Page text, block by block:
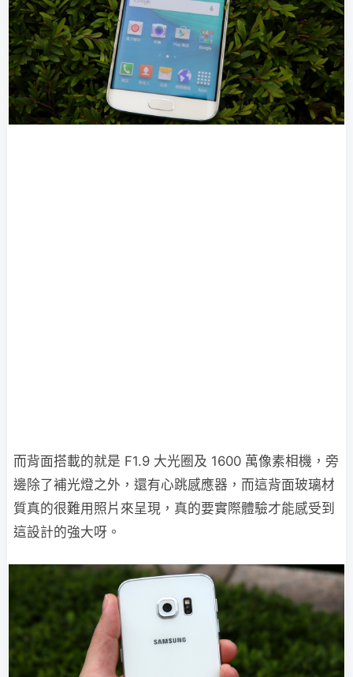
而背面搭載的就是 F1.9 大光圈及 1600 萬像素相機，旁
邊除了補光燈之外，還有心跳感應器，而這背面玻璃材
質真的很難用照片來呈現，真的要實際體驗才能感受到
這設計的強大呀。